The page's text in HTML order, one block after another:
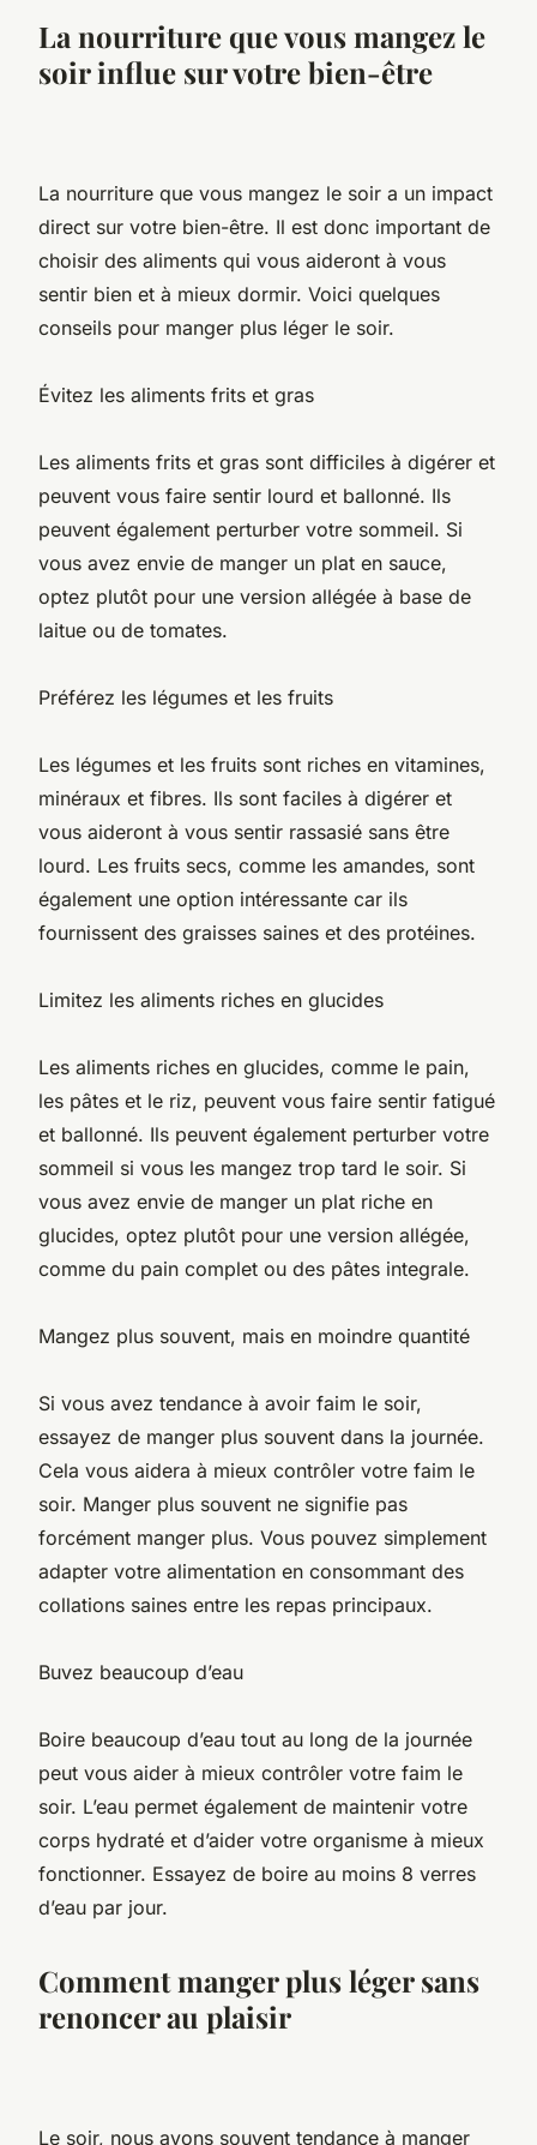
La nourriture que vous mangez le
soir influe sur votre bien-être
La nourriture que vous mangez le soir a un impact
direct sur votre bien-être. Il est donc important de
choisir des aliments qui vous aideront à vous
sentir bien et à mieux dormir. Voici quelques
conseils pour manger plus léger le soir.
Évitez les aliments frits et gras
Les aliments frits et gras sont difficiles à digérer et
peuvent vous faire sentir lourd et ballonné. Ils
peuvent également perturber votre sommeil. Si
vous avez envie de manger un plat en sauce,
optez plutôt pour une version allégée à base de
laitue ou de tomates.
Préférez les légumes et les fruits
Les légumes et les fruits sont riches en vitamines,
minéraux et fibres. Ils sont faciles à digérer et
vous aideront à vous sentir rassasié sans être
lourd. Les fruits secs, comme les amandes, sont
également une option intéressante car ils
fournissent des graisses saines et des protéines.
Limitez les aliments riches en glucides
Les aliments riches en glucides, comme le pain,
les pâtes et le riz, peuvent vous faire sentir fatigué
et ballonné. Ils peuvent également perturber votre
sommeil si vous les mangez trop tard le soir. Si
vous avez envie de manger un plat riche en
glucides, optez plutôt pour une version allégée,
comme du pain complet ou des pâtes integrale.
Mangez plus souvent, mais en moindre quantité
Si vous avez tendance à avoir faim le soir,
essayez de manger plus souvent dans la journée.
Cela vous aidera à mieux contrôler votre faim le
soir. Manger plus souvent ne signifie pas
forcément manger plus. Vous pouvez simplement
adapter votre alimentation en consommant des
collations saines entre les repas principaux.
Buvez beaucoup d’eau
Boire beaucoup d’eau tout au long de la journée
peut vous aider à mieux contrôler votre faim le
soir. L’eau permet également de maintenir votre
corps hydraté et d’aider votre organisme à mieux
fonctionner. Essayez de boire au moins 8 verres
d’eau par jour.
Comment manger plus léger sans
renoncer au plaisir
Le soir, nous avons souvent tendance à manger